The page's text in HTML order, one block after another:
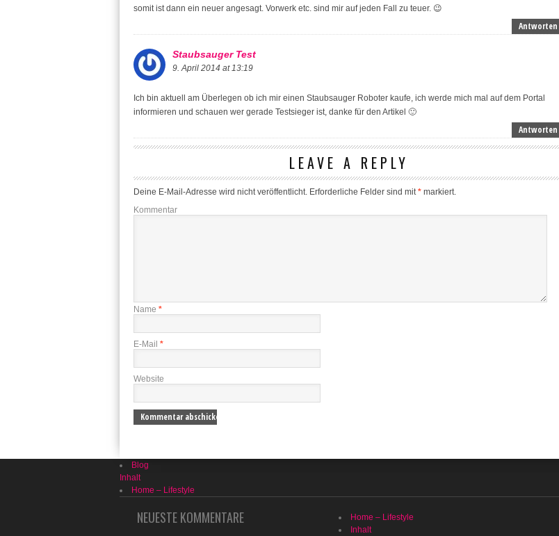
somit ist dann ein neuer angesagt. Vorwerk etc. sind mir auf jeden Fall zu teuer. 😉
Antworten
Staubsauger Test
9. April 2014 at 13:19
Ich bin aktuell am Überlegen ob ich mir einen Staubsauger Roboter kaufe, ich werde mich mal auf dem Portal
informieren und schauen wer gerade Testsieger ist, danke für den Artikel 🙂
Antworten
LEAVE A REPLY
Deine E-Mail-Adresse wird nicht veröffentlicht. Erforderliche Felder sind mit * markiert.
Kommentar
Name *
E-Mail *
Website
Blog
Inhalt
Home – Lifestyle
NEUESTE KOMMENTARE
Home – Lifestyle
Inhalt